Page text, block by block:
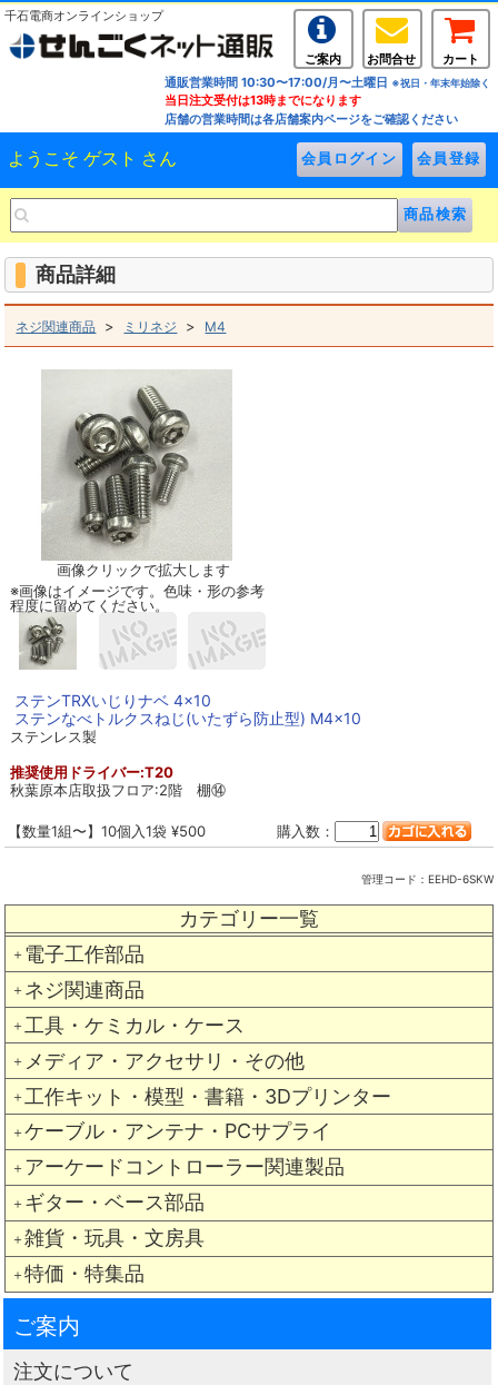
千石電商オンラインショップ
ご案内 お問合せ
カート
通販営業時間 10:30〜17:00/月〜土曜日 ※祝日・年末年始除く
当日注文受付は13時までになります
店舗の営業時間は各店舗案内ページをご確認ください
ようこそ ゲスト さん
カテゴリー一覧
＋ 電子工作部品
＋ ネジ関連商品
＋ 工具・ケミカル・ケース
＋ メディア・アクセサリ・その他
＋ 工作キット・模型・書籍・3Dプリンター
＋ ケーブル・アンテナ・PCサプライ
＋ アーケードコントローラー関連製品
＋ ギター・ベース部品
＋ 雑貨・玩具・文房具
＋ 特価・特集品
商品詳細
ネジ関連商品 > ミリネジ > M4
画像クリックで拡大します
※画像はイメージです。色味・形の参考
程度に留めてください。
ステンTRXいじりナベ 4×10
ステンなべトルクスねじ(いたずら防止型) M4×10
ステンレス製
推奨使用ドライバー:T20
秋葉原本店取扱フロア:2階 棚⑭
【数量1組〜】10個入1袋 ¥500 購入数：
管理コード： EEHD-6SKW
ご案内
注文について